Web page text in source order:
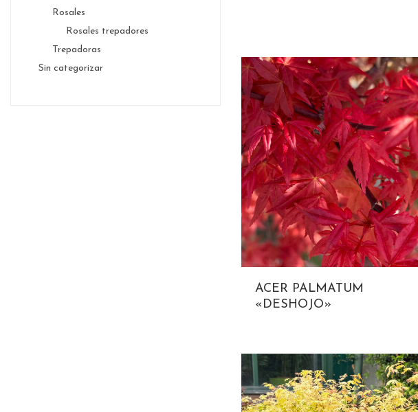
ACER PALMATUM
«DESHOJO»
Rosales
Rosales trepadores
Trepadoras
Sin categorizar